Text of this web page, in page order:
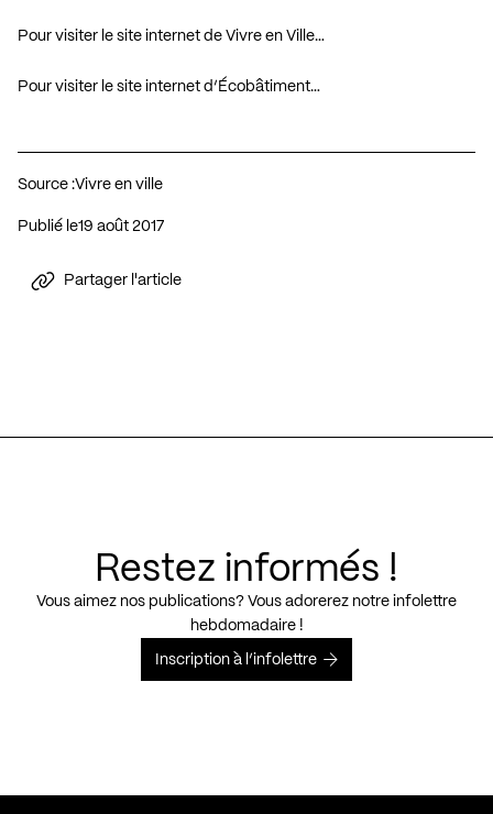
Pour visiter le site internet de Vivre en Ville…
Pour visiter le site internet d’Écobâtiment…
Source :Vivre en ville
Publié le 19 août 2017
Partager l'article
Restez informés !
Vous aimez nos publications? Vous adorerez notre infolettre
hebdomadaire !
Inscription à l’infolettre